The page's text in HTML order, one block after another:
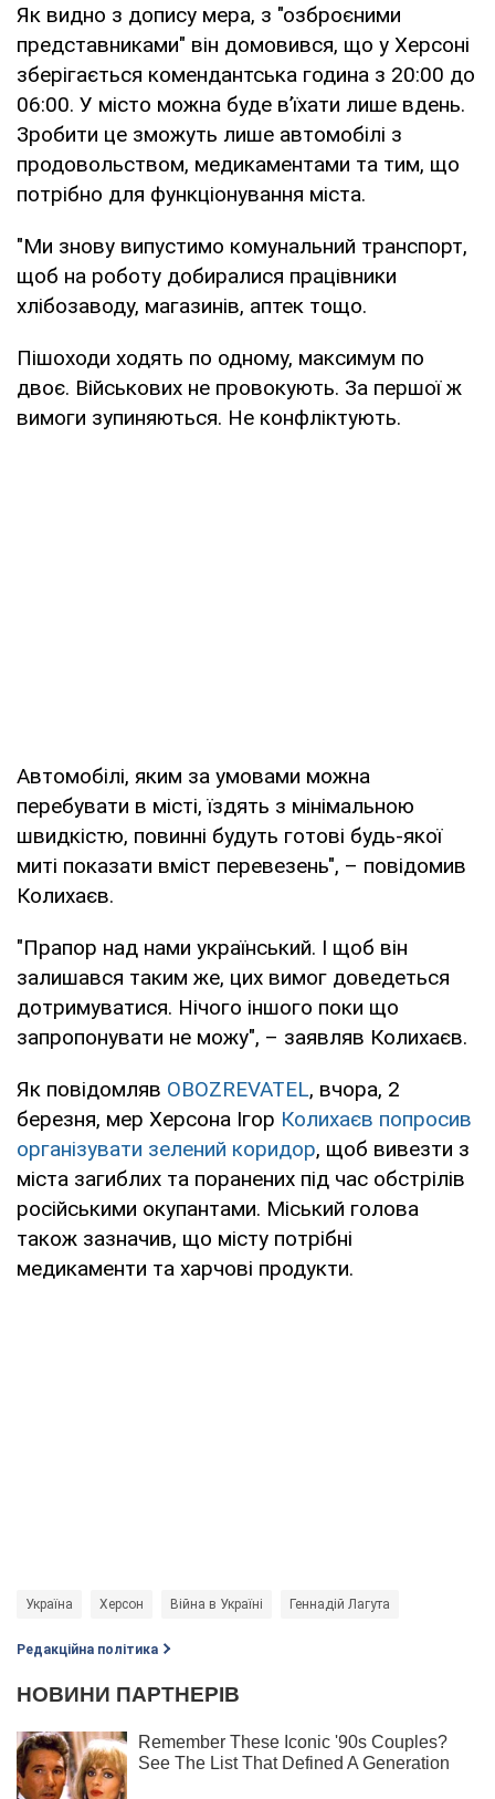
Як видно з допису мера, з "озброєними
представниками" він домовився, що у Херсоні
зберігається комендантська година з 20:00 до
06:00. У місто можна буде в’їхати лише вдень.
Зробити це зможуть лише автомобілі з
продовольством, медикаментами та тим, що
потрібно для функціонування міста.
"Ми знову випустимо комунальний транспорт,
щоб на роботу добиралися працівники
хлібозаводу, магазинів, аптек тощо.
Пішоходи ходять по одному, максимум по
двоє. Військових не провокують. За першої ж
вимоги зупиняються. Не конфліктують.
Автомобілі, яким за умовами можна
перебувати в місті, їздять з мінімальною
швидкістю, повинні будуть готові будь-якої
миті показати вміст перевезень", – повідомив
Колихаєв.
"Прапор над нами український. І щоб він
залишався таким же, цих вимог доведеться
дотримуватися. Нічого іншого поки що
запропонувати не можу", – заявляв Колихаєв.
Як повідомляв OBOZREVATEL, вчора, 2
березня, мер Херсона Ігор Колихаєв попросив
організувати зелений коридор, щоб вивезти з
міста загиблих та поранених під час обстрілів
російськими окупантами. Міський голова
також зазначив, що місту потрібні
медикаменти та харчові продукти.
Україна Херсон Війна в Україні Геннадій Лагута
Редакційна політика